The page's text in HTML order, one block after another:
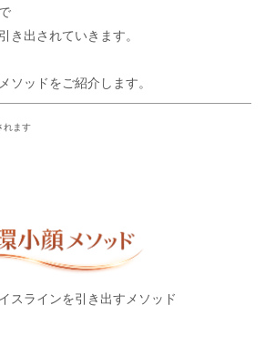
き出されていきます。
ソッドをご紹介します。
れます
スラインを引き出すメソッド